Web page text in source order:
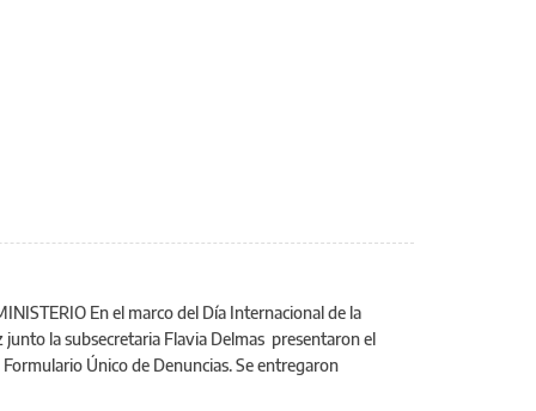
En el marco del Día Internacional de la
la subsecretaria Flavia Delmas presentaron el
Único de Denuncias. Se entregaron